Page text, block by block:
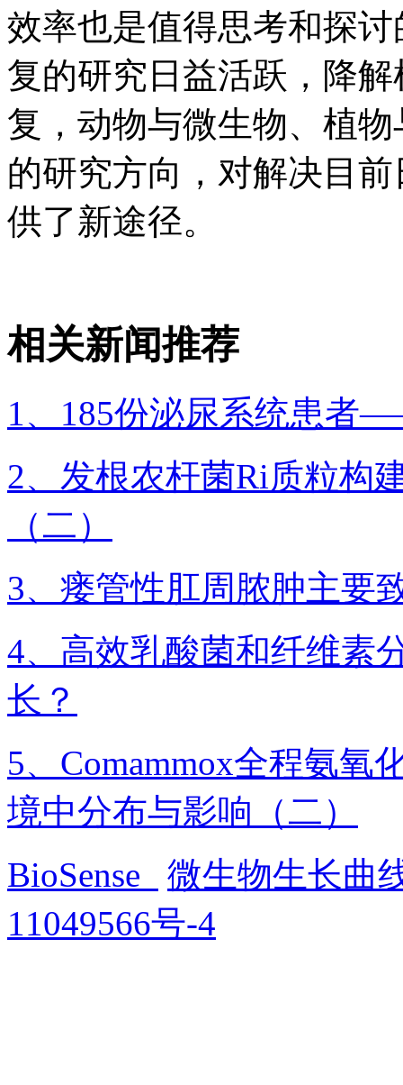
效率也是值得思考和探
复的研究日益活跃，降
复，动物与微生物、植
的研究方向，对解决目
供了新途径。
相关新闻推荐
1、185份泌尿系统患者
2、发根农杆菌Ri质粒构
（二）
3、瘘管性肛周脓肿主要
4、高效乳酸菌和纤维素
长？
5、Comammox全程氨氧
境中分布与影响（二）
BioSense
微生物生长曲
11049566号-4